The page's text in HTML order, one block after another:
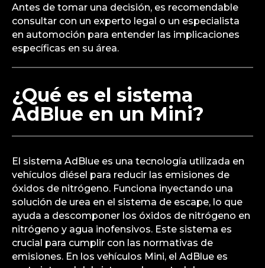
Antes de tomar una decisión, es recomendable
consultar con un experto legal o un especialista
en automoción para entender las implicaciones
específicas en su área.
¿Qué es el sistema
AdBlue en un Mini?
El sistema AdBlue es una tecnología utilizada en
vehículos diésel para reducir las emisiones de
óxidos de nitrógeno. Funciona inyectando una
solución de urea en el sistema de escape, lo que
ayuda a descomponer los óxidos de nitrógeno en
nitrógeno y agua inofensivos. Este sistema es
crucial para cumplir con las normativas de
emisiones. En los vehículos Mini, el AdBlue es